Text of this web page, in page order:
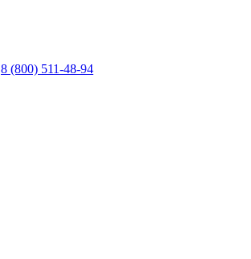
8 (800) 511-48-94